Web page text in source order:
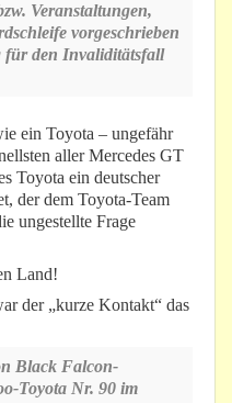
Veranstaltungen,
vorgeschrieben
für den Invaliditätsfall
ein Toyota – ungefähr
aller Mercedes GT
Toyota ein deutscher
der dem Toyota-Team
ungestellte Frage
Land!
der „kurze Kontakt“ das
Black Falcon-
Toyota Nr. 90 im